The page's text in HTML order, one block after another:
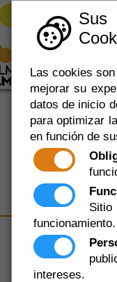
Las cookies
mejorar su
datos de inicio
para optimizar
en función de
funcionamiento.
intereses.
Rodar en Almería 360